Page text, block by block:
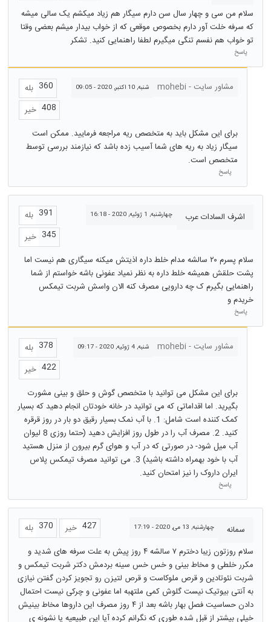
سلام من سی و چهار سال سن دارم سیگار هم زیاد میکشم یک سالی میشه
که سرفه خلت آور دارم بخصوص موقعی که از خواب بیدار میشم بعضی وقتا
تو خواب هم نفسم تنگی میگیرم لطفا راهنمایی کنید. تشکر
پاسخ
مشاور سایت - mohebi شنبه, 10 اکتبر, 2020 - 09:05 بله 360
خیر 408
برای این مشکل باید به متخصص ریه مراجعه فرمایید. ممکن است
سیگار زیاد به ریه های شما آسیب زده باشد که نیازمند بررسی توسط
متخصص است.
پاسخ
اشرف السادات عرب چهارشنبه, 1 ژوئیه, 2020 - 16:18 بله 391
خیر 345
سلام پسرم ۲۰ سالشه مدام خلط داره اذیتش میکنه سیگاری هم نیست اما
پشت حلقش همیشه خلط داره به نظر نمیاد عفونی باشه خواستم از شما
راهنمایی بگیرم ک چه دارویی مصرف کنه الان واسش شربت تیمکس
خریدم و
پاسخ
مشاور سایت - mohebi شنبه, 4 ژوئیه, 2020 - 09:17 بله 378
خیر 422
برای این مشکل می توانید با متخصص گوش و حلق و بینی مشورت
بگیرید. اما اقداماتی که می توانید در خانه خودتان انجام دهید که بسیار
کمک کننده است شامل: 1. با آب نمک بسیار رقیق دو بار در روز قرقره
کنید. 2. مصرف آب را در طول روز افزایش دهید (حتما روزی 8 لیوان
آب میل شود- در صورتی که در آب و هوای گرم بیرون از منزل هستید
آب با خود بهمراه داشته باشید) 3. می توانید مصرف تیمکس پلاس
ایران داروک را نیز امتحان کنید.
پاسخ
سمانه چهارشنبه, 13 می, 2020 - 17:19 بله 370 خیر 427
سلام روزتون زیبا دخترم ۷ سالشه ۴ روز پیش به علت سرفه های شدید و
مکرر خلطی و مخاط بینی و خس خس سینه بردمش دکتر شربت تیمکس و
شربت نئوتادین و قرص ملوکاست و قرص لتیزن رو تجویز کردن گفتن نیازی
به آنتی بیوتیک نیست گلوش کمی ملتهبه اما عفونی و چرکی نیست احتمال
دادن حساسیت فصل بهار باشه بعد از ۴ روز مصرف این داروها مخاط بینیش
خیلی بیشتر از قبل شده طوری که نگرانم کرده آیا این طبیعیه یا نشونه ی